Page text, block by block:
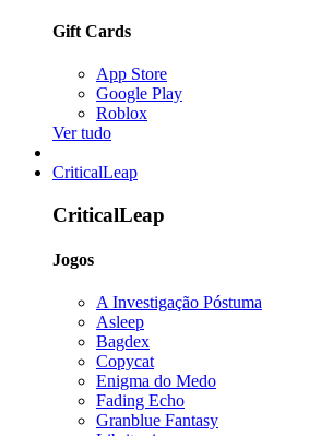
Gift Cards
App Store
Google Play
Roblox
Ver tudo
CriticalLeap
CriticalLeap
Jogos
A Investigação Póstuma
Asleep
Bagdex
Copycat
Enigma do Medo
Fading Echo
Granblue Fantasy